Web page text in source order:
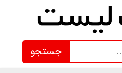
جستجو